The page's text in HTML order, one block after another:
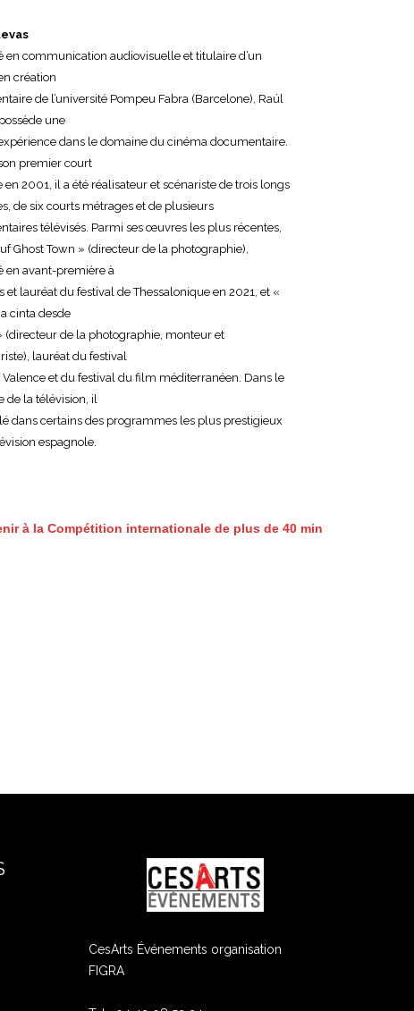
en communication audiovisuelle et titulaire d’un
création
de l’université Pompeu Fabra (Barcelone), Raúl
une
dans le domaine du cinéma documentaire.
premier court
en 2001, il a été réalisateur et scénariste de trois longs
de six courts métrages et de plusieurs
télévisés. Parmi ses œuvres les plus récentes,
Ghost Town » (directeur de la photographie),
en avant-première à
et lauréat du festival de Thessalonique en 2021, et «
cinta desde
(directeur de la photographie, monteur et
lauréat du festival
Valence et du festival du film méditerranéen. Dans le
de la télévision, il
dans certains des programmes les plus prestigieux
espagnole.
à la Compétition internationale de plus de 40 min
CesArts Événements organisation
FIGRA